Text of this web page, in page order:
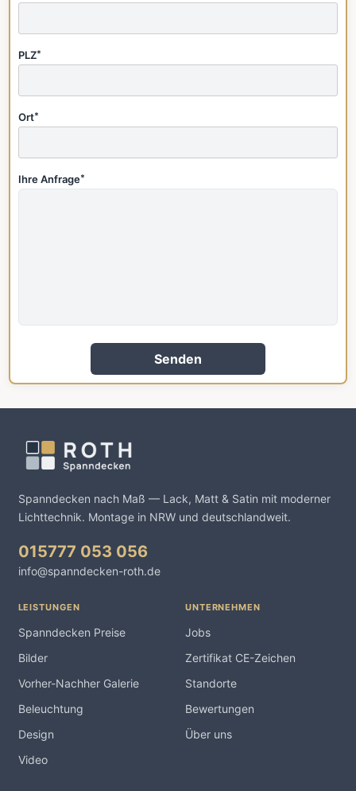
PLZ*
Ort*
Ihre Anfrage*
Senden
Spanndecken nach Maß — Lack, Matt & Satin mit moderner
Lichttechnik. Montage in NRW und deutschlandweit.
015777 053 056
info@spanndecken-roth.de
LEISTUNGEN
Spanndecken Preise
Bilder
Vorher-Nachher Galerie
Beleuchtung
Design
Video
UNTERNEHMEN
Jobs
Zertifikat CE-Zeichen
Standorte
Bewertungen
Über uns